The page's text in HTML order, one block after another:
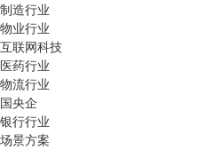
制造行业
物业行业
互联网科技
医药行业
物流行业
国央企
银行行业
场景方案